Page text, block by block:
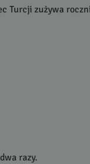
Turcji zużywa
razy.